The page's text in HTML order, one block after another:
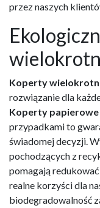
przez naszych
Koperty
rozwiązanie dla
Koperty papierowe
przypadkami to
świadomej decyzji.
pochodzących z
pomagają
realne korzyści dla
biodegradowalność